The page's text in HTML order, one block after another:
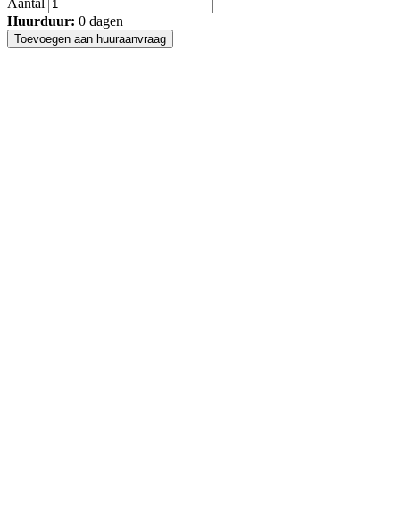
Aantal
Huurduur: 0 dagen
Toevoegen aan huuraanvraag